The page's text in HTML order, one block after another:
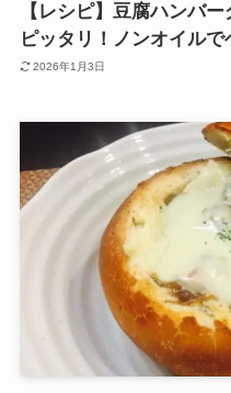
【レシピ】豆腐ハンバ
ピッタリ！ノンオイルで
2026年1月3日